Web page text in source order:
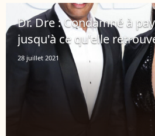
Dr. Dre : Condamné à
jusqu'à ce qu'elle
28 juillet 2021